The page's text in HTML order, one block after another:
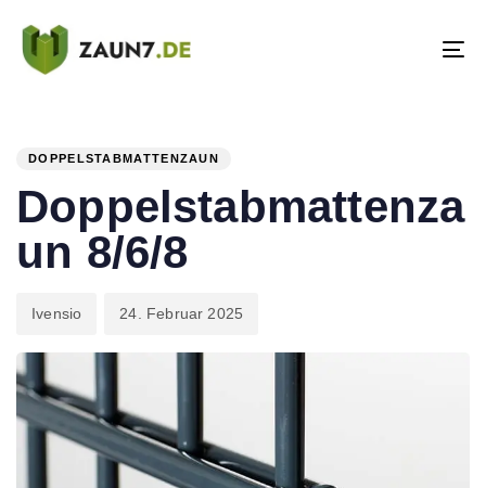
links
primary
content
DOPPELSTABMATTENZAUN
Doppelstabmattenza
un 8/6/8
Ivensio 24. Februar 2025